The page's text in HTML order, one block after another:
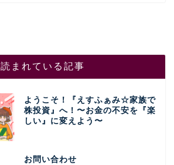
読まれている記事
ようこそ！『えすふぁみ☆家族で
株投資』へ！〜お金の不安を『楽
しい』に変えよう〜
お問い合わせ